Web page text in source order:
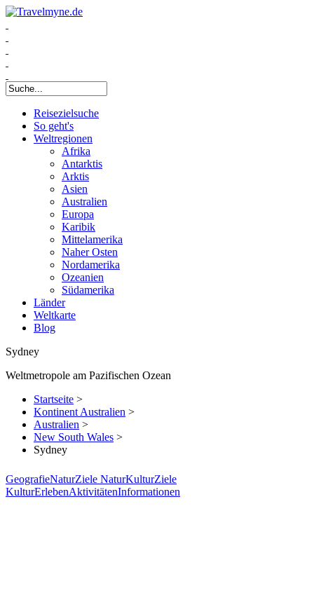
Suchformular
Reisezielsuche
So geht's
Weltregionen
Afrika
Antarktis
Arktis
Asien
Australien
Europa
Karibik
Mittelamerika
Naher Osten
Nordamerika
Ozeanien
Südamerika
Länder
Weltkarte
Blog
Sydney
Weltmetropole am Pazifischen Ozean
Startseite >
Kontinent Australien >
Australien >
New South Wales >
Sydney
GeografieNaturZiele NaturKulturZiele
KulturErlebenAktivitätenInformationen